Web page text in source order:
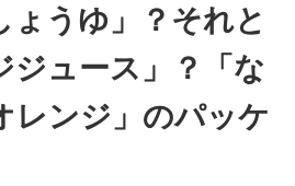
ょうゆ」？それと
ジュース」？「な
レンジ」のパッケ